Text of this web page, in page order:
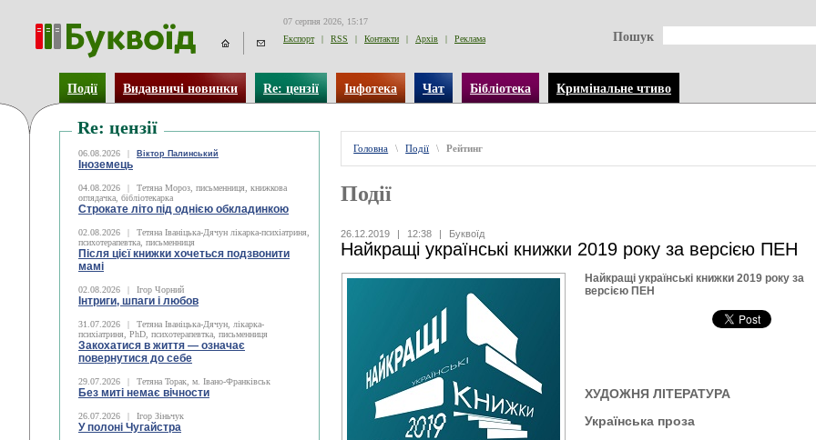
07 серпня 2026, 15:17
Експорт
| RSS | Контакти | Архів | Реклама Пошук
Події Видавничі новинки Re: цензії Інфотека Чат Бібліотека Кримінальне чтиво
Re: цензії
06.08.2026 | Віктор Палинський
Іноземець
04.08.2026 |
Тетяна Мороз, письменниця, книжкова
оглядачка, бібліотекарка
Строкате літо під однією обкладинкою
02.08.2026 |
Тетяна Іваніцька-Дячун лікарка-психіатриня,
психотерапевтка, письменниця
Після цієї книжки хочеться подзвонити
мамі
02.08.2026 | Ігор Чорний
Інтриги, шпаги і любов
31.07.2026 |
Тетяна Іваніцька-Дячун, лікарка-
психіатриня, PhD, психотерапевтка, письменниця
Закохатися в життя — означає
повернутися до себе
29.07.2026 | Тетяна Торак, м. Івано-Франківськ
Без миті немає вічности
26.07.2026 | Ігор Зіньчук
У полоні Чугайстра
Головна \ Події \ Рейтинг
Події
26.12.2019 | 12:38 | Буквоїд
Найкращі українські книжки 2019 року за верcією ПЕН
Найкращі українські книжки 2019 року за
верcією ПЕН
ХУДОЖНЯ ЛІТЕРАТУРА
Українська проза